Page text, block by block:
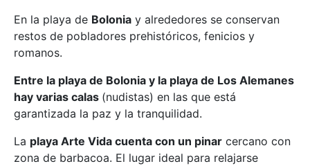
En la playa de Bolonia y alrededores se conservan
restos de pobladores prehistóricos, fenicios y
romanos.
Entre la playa de Bolonia y la playa de Los Alemanes
hay varias calas (nudistas) en las que está
garantizada la paz y la tranquilidad.
La playa Arte Vida cuenta con un pinar cercano con
zona de barbacoa. El lugar ideal para relajarse